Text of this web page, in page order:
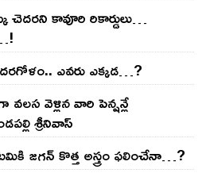
చెద‌ర‌ని కావూరి రికార్డులు…
ఎవ‌రు ఎక్క‌డ‌…?
వెళ్లిన వారి పెన్ష‌న్లే
శ్రీనివాస్
జ‌గ‌న్ కొత్త అస్త్రం ఫ‌లించేనా…?